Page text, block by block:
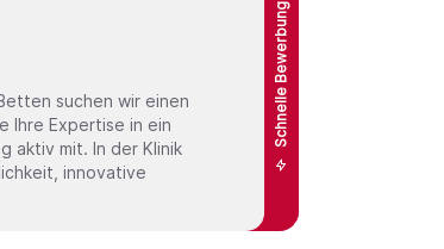
Schnelle Bewerbung
suchen wir einen
aktiv mit. In der Klinik
innovative